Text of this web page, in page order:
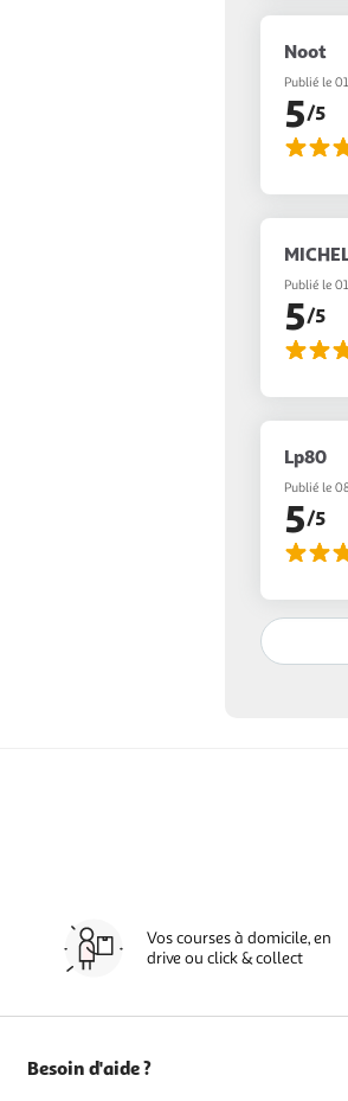
Noot
Publié le
5/5
Publié le
5/5
Lp80
Publié le
5/5
Vos courses à domicile, en
drive ou click & collect
Besoin d'aide ?